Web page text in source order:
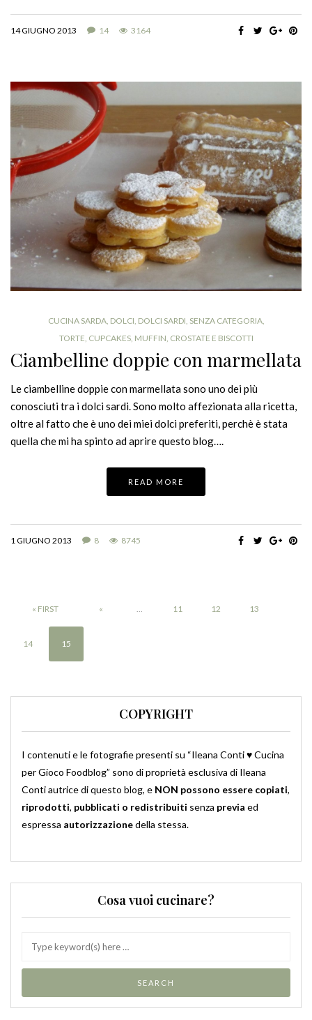
14 GIUGNO 2013 14 3164
CUCINA SARDA, DOLCI, DOLCI SARDI, SENZA CATEGORIA,
TORTE, CUPCAKES, MUFFIN, CROSTATE E BISCOTTI
Ciambelline doppie con marmellata
Le ciambelline doppie con marmellata sono uno dei più
conosciuti tra i dolci sardi. Sono molto affezionata alla ricetta,
oltre al fatto che è uno dei miei dolci preferiti, perchè è stata
quella che mi ha spinto ad aprire questo blog….
READ MORE
1 GIUGNO 2013 8 8745
« FIRST « ... 11 12 13
14 15
COPYRIGHT
I contenuti e le fotografie presenti su “Ileana Conti ♥ Cucina
per Gioco Foodblog” sono di proprietà esclusiva di Ileana
Conti autrice di questo blog, e NON possono essere copiati,
riprodotti, pubblicati o redistribuiti senza previa ed
espressa autorizzazionedella stessa.
Cosa vuoi cucinare?